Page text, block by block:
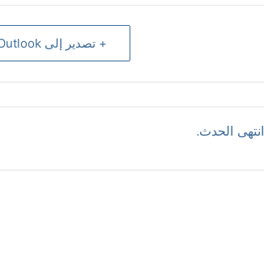
+ تصدير إلى iCal / Outlook
انتهى الحدث.